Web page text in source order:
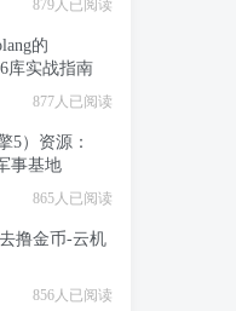
879人已阅读
的
库实战指南
877人已阅读
5）资源：
事基地
865人已阅读
撸金币-云机
856人已阅读